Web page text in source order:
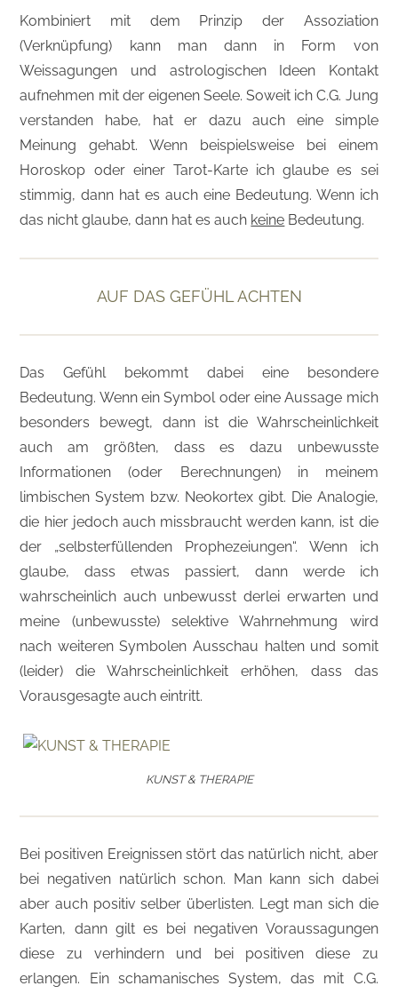
Kombiniert mit dem Prinzip der Assoziation
(Verknüpfung) kann man dann in Form von
Weissagungen und astrologischen Ideen Kontakt
aufnehmen mit der eigenen Seele. Soweit ich C.G. Jung
verstanden habe, hat er dazu auch eine simple
Meinung gehabt. Wenn beispielsweise bei einem
Horoskop oder einer Tarot-Karte ich glaube es sei
stimmig, dann hat es auch eine Bedeutung. Wenn ich
das nicht glaube, dann hat es auch keine Bedeutung.
AUF DAS GEFÜHL ACHTEN
Das Gefühl bekommt dabei eine besondere
Bedeutung. Wenn ein Symbol oder eine Aussage mich
besonders bewegt, dann ist die Wahrscheinlichkeit
auch am größten, dass es dazu unbewusste
Informationen (oder Berechnungen) in meinem
limbischen System bzw. Neokortex gibt. Die Analogie,
die hier jedoch auch missbraucht werden kann, ist die
der „selbsterfüllenden Prophezeiungen“. Wenn ich
glaube, dass etwas passiert, dann werde ich
wahrscheinlich auch unbewusst derlei erwarten und
meine (unbewusste) selektive Wahrnehmung wird
nach weiteren Symbolen Ausschau halten und somit
(leider) die Wahrscheinlichkeit erhöhen, dass das
Vorausgesagte auch eintritt.
KUNST & THERAPIE
Bei positiven Ereignissen stört das natürlich nicht, aber
bei negativen natürlich schon. Man kann sich dabei
aber auch positiv selber überlisten. Legt man sich die
Karten, dann gilt es bei negativen Voraussagungen
diese zu verhindern und bei positiven diese zu
erlangen. Ein schamanisches System, das mit C.G.